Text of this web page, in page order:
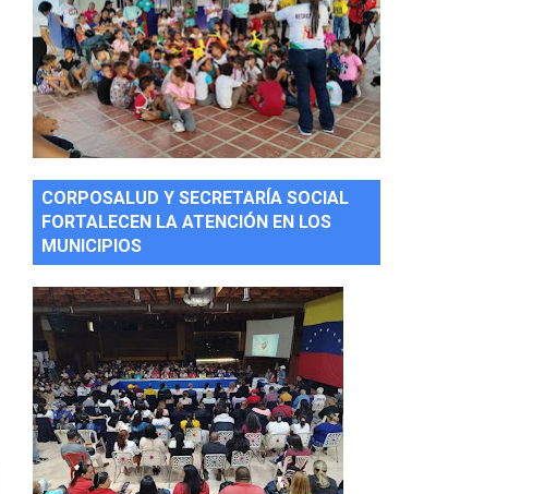
CORPOSALUD Y SECRETARÍA SOCIAL
FORTALECEN LA ATENCIÓN EN LOS
MUNICIPIOS